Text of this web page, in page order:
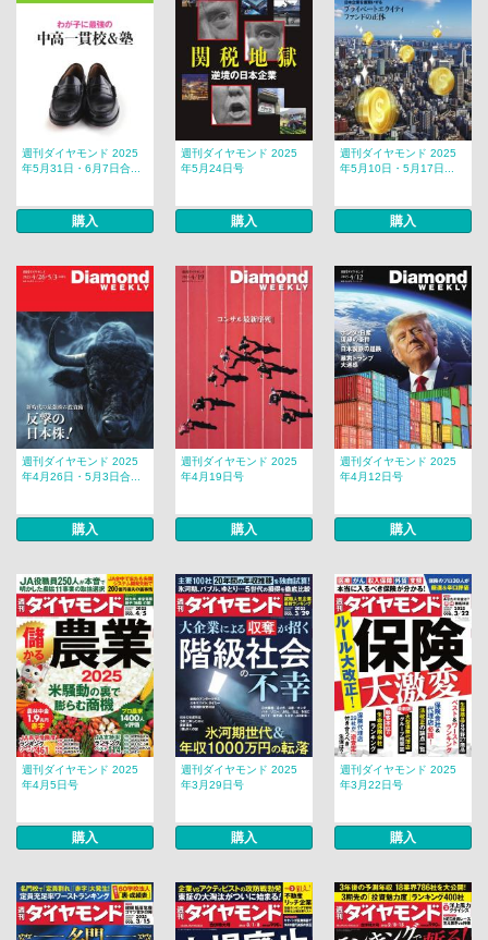
週刊ダイヤモンド 2025
年5月31日・6月7日合...
購入
週刊ダイヤモンド 2025
年5月24日号
購入
週刊ダイヤモンド 2025
年5月10日・5月17日...
購入
週刊ダイヤモンド 2025
年4月26日・5月3日合...
購入
週刊ダイヤモンド 2025
年4月19日号
購入
週刊ダイヤモンド 2025
年4月12日号
購入
週刊ダイヤモンド 2025
年4月5日号
購入
週刊ダイヤモンド 2025
年3月29日号
購入
週刊ダイヤモンド 2025
年3月22日号
購入